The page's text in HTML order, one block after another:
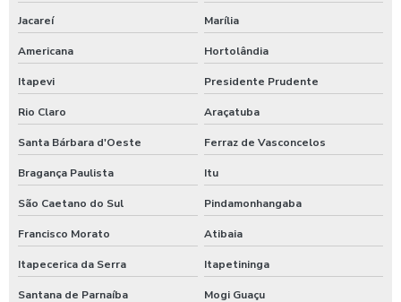
Terceirização de serviços de limpeza em são paulo
Terceirização de serviços de limpeza em sp
Empresa de terceirização de serviços de limpeza em sp
Terceirização de serviços de recepcionistas em são paulo
Terceirizada de zeladoria
Terceirização auxiliar de limpeza em sp
Empresa de terceirização auxiliar de limpeza em sp
Terceirização de jardinagem em sp
Jacareí Marília
Americana Hortolândia
Itapevi Presidente Prudente
Rio Claro Araçatuba
Santa Bárbara d'Oeste Ferraz de Vasconcelos
Bragança Paulista Itu
São Caetano do Sul Pindamonhangaba
Francisco Morato Atibaia
Itapecerica da Serra Itapetininga
Santana de Parnaíba Mogi Guaçu